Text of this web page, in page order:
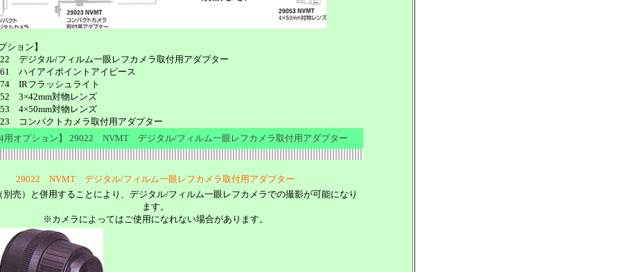
ション】
デジタル/フィルム一眼レフカメラ取付用アダプター
ハイアイポイントアイピース
IRフラッシュライト
3×42mm対物レンズ
4×50mm対物レンズ
コンパクトカメラ取付用アダプター
用オプション】 29022 NVMT デジタル/フィルム一眼レフカメラ取付用アダプター
29022 NVMT デジタル/フィルム一眼レフカメラ取付用アダプター
別売）と併用することにより、デジタル/フィルム一眼レフカメラでの撮影が可能になり
ます。
※カメラによってはご使用になれない場合があります。